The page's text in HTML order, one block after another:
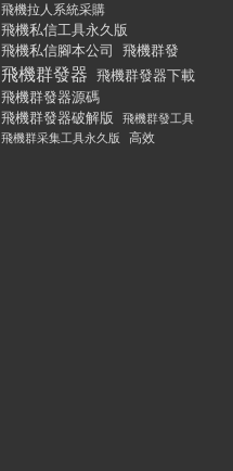
飛機拉人系統采購
飛機私信工具永久版
飛機私信腳本公司
飛機群發
飛機群發器 飛機群發器下載
飛機群發器源碼
飛機群發器破解版
飛機群發工具
飛機群采集工具永久版
高效